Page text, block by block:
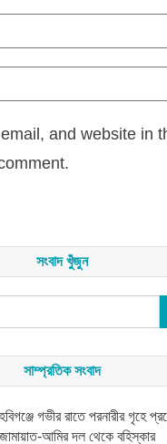
and website in
সংবাদ খুঁজুন
সাম্প্রতিক সংবাদ
হবিগঞ্জে গভীর রাতে পরনারীর গৃহে
জামায়াত-আমির দল থেকে বহিস্কার